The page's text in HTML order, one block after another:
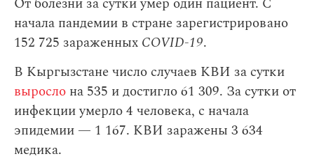
начала пандемии в стране зарегистрировано
152 725 зараженных COVID-19.
В Кыргызстане число случаев КВИ за сутки
выросло на 535 и достигло 61 309. За сутки от
инфекции умерло 4 человека, с начала
эпидемии — 1 167. КВИ заражены 3 634
медика.